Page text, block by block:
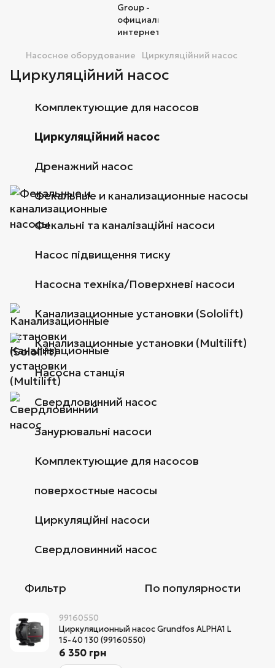
Насосное оборудование Циркуляційний насос
Циркуляційний насос
Комплектующие для насосов
Циркуляційний насос
Дренажний насос
Фекальные и канализационные насосы
Фекальні та каналізаційні насоси
Насос підвищення тиску
Насосна техніка/Поверхневі насоси
Канализационные установки (Sololift)
Канализационные установки (Multilift)
Насосна станція
Свердловинний насос
Занурювальні насоси
Комплектующие для насосов
поверхостные насосы
Циркуляційні насоси
Свердловинний насос
Фильтр По популярности
99160550
Циркуляционный насос Grundfos ALPHA1 L
15-40 130 (99160550)
6 350 грн